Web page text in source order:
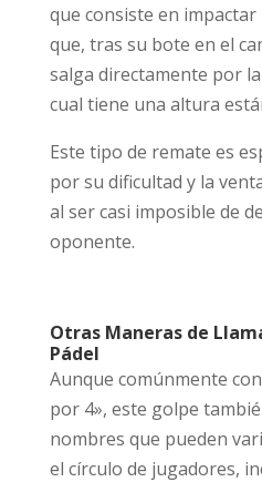
que consiste en
que, tras su bote en el
salga directamente por
cual tiene una altura
Este tipo de remate es
por su dificultad y la
al ser casi imposible de
oponente.
Otras Maneras de
Pádel
Aunque comúnmente
por 4», este golpe
nombres que pueden
el círculo de jugadores,